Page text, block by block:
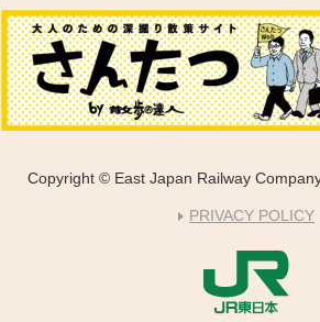
Copyright © East Japan Railway
PRIVACY POLICY